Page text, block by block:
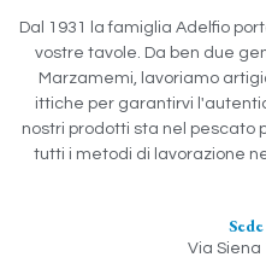
Dal 1931 la famiglia Adelfio
vostre tavole. Da ben due
Marzamemi, lavoriamo
ittiche per garantirvi
nostri prodotti sta nel pescato
tutti i metodi di lavorazione
Via Siena